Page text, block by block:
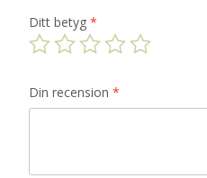
Ditt betyg *
Din recension *